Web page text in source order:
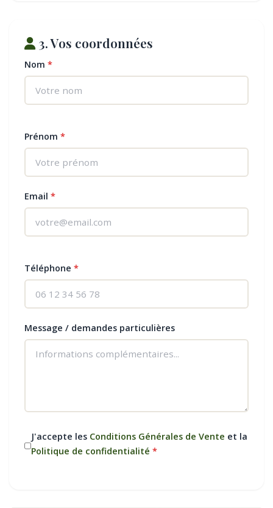
3. Vos coordonnées
Nom *
Prénom *
Email *
Téléphone *
Message / demandes particulières
J'accepte les Conditions Générales de Vente et la
Politique de confidentialité *